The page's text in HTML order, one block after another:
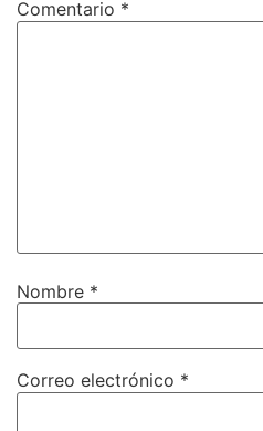
Comentario *
Nombre *
Correo electrónico *